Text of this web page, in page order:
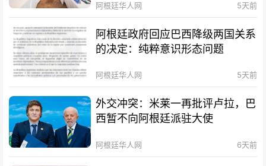
阿根廷华人网 5天前
阿根廷政府回应巴西降级两国关系
的决定：纯粹意识形态问题
阿根廷华人网 5天前
外交冲突：米莱一再批评卢拉，巴
西暂不向阿根廷派驻大使
阿根廷华人网 6天前